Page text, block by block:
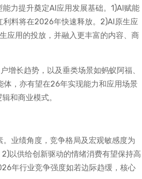
力提升奠定AI应用发展基础。1)AI赋能
利料将在2026年快速释放。2)AI原生应
应用的投放，并融入更丰富的内容、商
长趋势，以及垂类场景如蚂蚁阿福、
，亦有望在26年实现能力和应用场景
和商业模式。
业绩角度，竞争格局及宏观敏感度为
以供给创新驱动的情绪消费有望保持高
年行业竞争强度如若边际趋缓，核心